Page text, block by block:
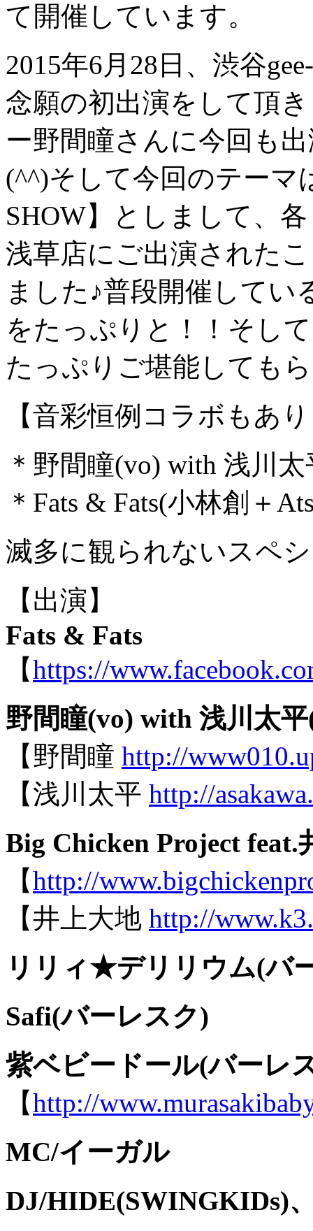
て開催しています。
2015年6月28日、渋谷
念願の初出演をして頂
ー野間瞳さんに今回も
(^^)そして今回のテーマ
SHOW】としまして、
浅草店にご出演された
ました♪普段開催してい
をたっぷりと！！そし
たっぷりご堪能しても
【音彩恒例コラボもあ
＊野間瞳(vo) with 浅川
＊Fats & Fats(小林創＋
滅多に観られないスペ
【出演】
Fats & Fats
【https://
野間瞳(vo) with 浅川太
【野間瞳 http://
【浅川太平 http://
Big Chicken Project
【http://
【井上大地 http://
リリィ★デリリウム(バ
Safi(バーレスク)
紫ベビードール(バーレ
【http://
MC/イーガル
DJ/HIDE(SWINGKIDs)